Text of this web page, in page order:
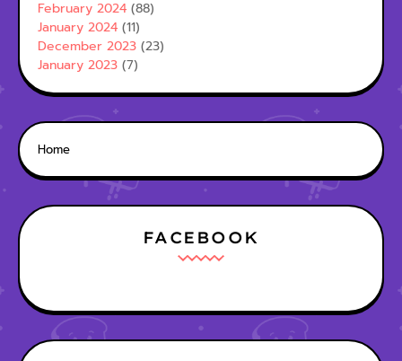
February 2024 (88)
January 2024 (11)
December 2023 (23)
January 2023 (7)
Home
FACEBOOK